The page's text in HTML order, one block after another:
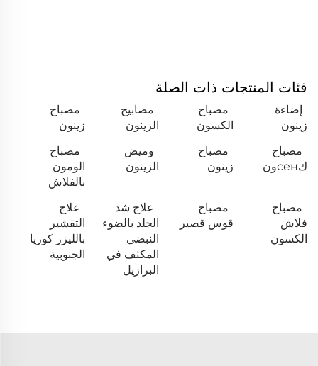
فئات المنتجات ذات الصلة
إضاءة
زينون
مصباح
الكسون
مصابيح
الزينون
مصباح
زينون
مصباح
كсенون
مصباح
زينون
وميض
الزينون
مصباح
الومون
بالفلاش
مصباح
فلاش
الكسون
مصباح
قوس قصير
علاج شد
الجلد بالضوء
النبضي
المكثف في
البرازيل
علاج
التقشير
بالليزر كوريا
الجنوبية